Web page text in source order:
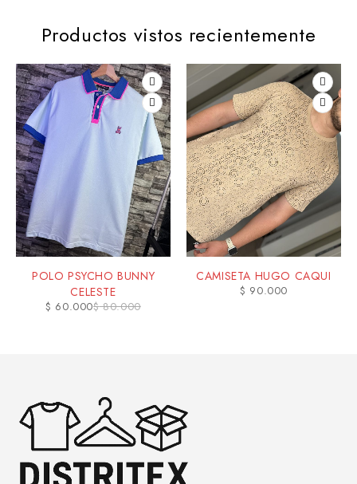
Productos vistos recientemente
POLO PSYCHO BUNNY
CELESTE
$80.000
$ 60.000
CAMISETA HUGO CAQUI
$ 90.000